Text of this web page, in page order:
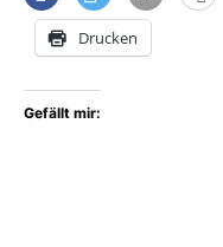
Drucken
Gefällt mir: